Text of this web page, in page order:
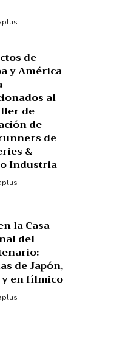
de
y América
al
de
de
de
&
Industria
la Casa
del
de Japón,
en fílmico